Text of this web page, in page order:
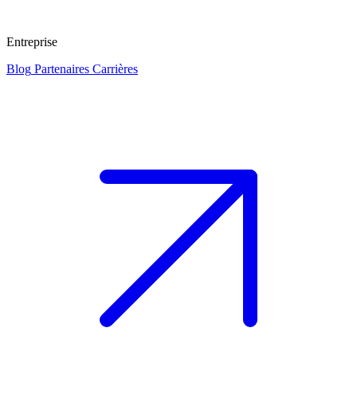
Entreprise
Blog Partenaires Carrières